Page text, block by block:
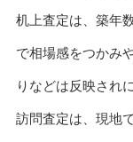
机上査定は、築年
で相場感をつかみ
りなどは反映され
訪問査定は、現地